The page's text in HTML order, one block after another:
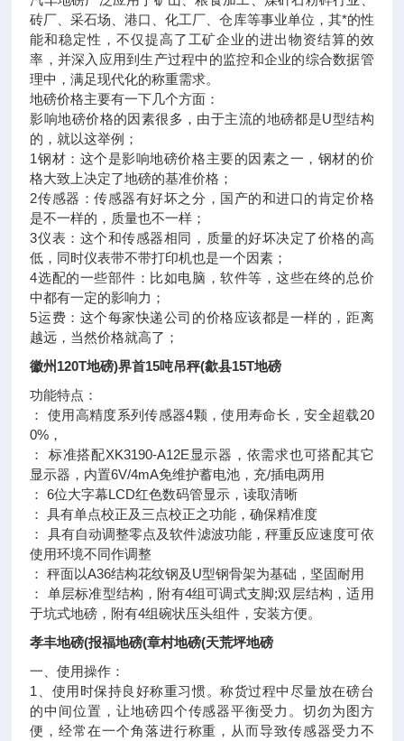
砖厂、采石场、港口、化工厂、仓库等事业单位，其*的性
能和稳定性，不仅提高了工矿企业的进出物资结算的效
率，并深入应用到生产过程中的监控和企业的综合数据管
理中，满足现代化的称重需求。
地磅价格主要有一下几个方面：
影响地磅价格的因素很多，由于主流的地磅都是U型结构
的，就以这举例；
1钢材：这个是影响地磅价格主要的因素之一，钢材的价
格大致上决定了地磅的基准价格；
2传感器：传感器有好坏之分，国产的和进口的肯定价格
是不一样的，质量也不一样；
3仪表：这个和传感器相同，质量的好坏决定了价格的高
低，同时仪表带不带打印机也是一个因素；
4选配的一些部件：比如电脑，软件等，这些在终的总价
中都有一定的影响力；
5运费：这个每家快递公司的价格应该都是一样的，距离
越远，当然价格就高了；
徽州120T地磅)界首15吨吊秤(歙县15T地磅
功能特点：
： 使用高精度系列传感器4颗，使用寿命长，安全超载20
0%，
： 标准搭配XK3190-A12E显示器，依需求也可搭配其它
显示器，内置6V/4mA免维护蓄电池，充/插电两用
： 6位大字幕LCD红色数码管显示，读取清晰
： 具有单点校正及三点校正之功能，确保精准度
： 具有自动调整零点及软件滤波功能，秤重反应速度可依
使用环境不同作调整
： 秤面以A36结构花纹钢及U型钢骨架为基础，坚固耐用
： 单层标准型结构，附有4组可调式支脚;双层结构，适用
于坑式地磅，附有4组碗状压头组件，安装方便。
孝丰地磅(报福地磅(章村地磅(天荒坪地磅
一、使用操作：
1、使用时保持良好称重习惯。称货过程中尽量放在磅台
的中间位置，让地磅四个传感器平衡受力。切勿为图方
便，经常在一个角落进行称重，从而导致传感器受力不